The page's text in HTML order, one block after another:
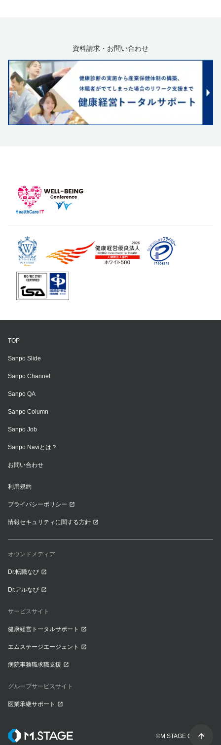
資料請求・お問い合わせ
TOP
Sanpo Slide
Sanpo Channel
Sanpo QA
Sanpo Column
Sanpo Job
Sanpo Naviとは？
お問い合わせ
利用規約
プライバシーポリシー
情報セキュリティに関する方針
オウンドメディア
Dr.転職なび
Dr.アルなび
サービスサイト
健康経営トータルサポート
エムステージエージェント
病院事務職求職支援
グループサービスサイト
医業承継サポート
©M.STAGE CO., LTD.